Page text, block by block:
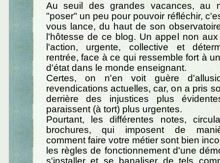
Au seuil des grandes vacances, au
"poser" un peu pour pouvoir réfléchir,
vous lance, du haut de son
l'hôtesse de ce blog. Un appel non
l'action, urgente, collective et
rentrée, face à ce qui ressemble fort à
d'état dans le monde enseignant.
Certes, on n'en voit guère
revendications actuelles, car, on a pris
derrière des injustices plus
paraissent (à tort) plus urgentes.
Pourtant, les différentes notes,
brochures, qui imposent de
comment faire votre métier sont bien
les règles de fonctionnement d'une
s'installer et se banaliser de tels